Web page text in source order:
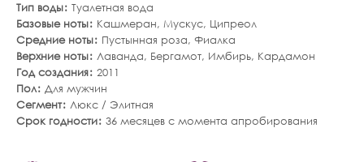
Тип воды Туалетная вода
Базовые ноты
Кашмеран, Мускус, Ципреол
Средние ноты
Пустынная роза, Фиалка
Верхние ноты Лаванда, Бергамот, Имбирь, Кардамон
Год создания 2011
Пол Для мужчин
Сегмент Люкс / Элитная
Срок годности 36 месяцев с момента апробирования